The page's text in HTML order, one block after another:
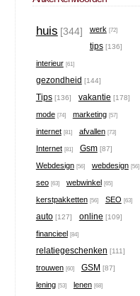
huis [344] werk [72]
tips [136]
interieur [61]
gezondheid [144]
Tips [136] vakantie [178]
mode [74] marketing [57]
internet [81] afvallen [73]
Internet [81] Gsm [87]
Webdesign [56] webdesign [56]
seo [63] webwinkel [65]
kerstpakketten [56] SEO [63]
auto [127] online [109]
financieel [84]
relatiegeschenken [111]
trouwen [60] GSM [87]
lening [53] lenen [68]